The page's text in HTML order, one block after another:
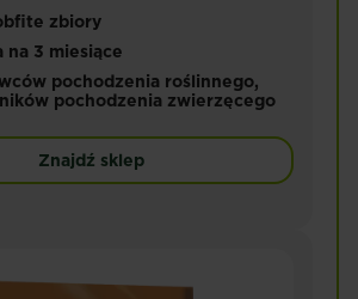
zbiory
na 3 miesiące
pochodzenia roślinnego,
pochodzenia zwierzęcego
Znajdź sklep